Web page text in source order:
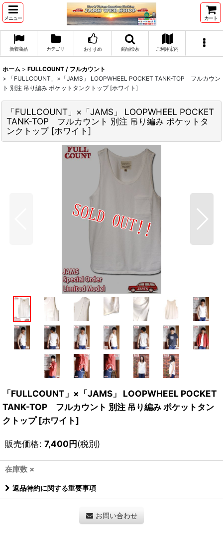
メニュー カート
新着商品 カテゴリ おすすめ 商品検索 ご利用案内
ホーム > FULLCOUNT / フルカウント
>
「FULLCOUNT」×「JAMS」 LOOPWHEEL POCKET TANK-TOP フルカウン
ト 別注 吊り編み ポケットタンクトップ [ホワイト]
「FULLCOUNT」×「JAMS」 LOOPWHEEL POCKET
TANK-TOP フルカウント 別注 吊り編み ポケットタ
ンクトップ [ホワイト]
「FULLCOUNT」×「JAMS」 LOOPWHEEL POCKET
TANK-TOP フルカウント 別注 吊り編み ポケットタン
クトップ [ホワイト]
販売価格: 7,400円(税別)
在庫数 ×
返品特約に関する重要事項
お問い合わせ